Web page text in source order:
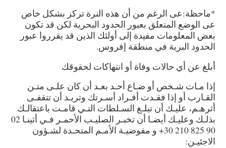
*ماحظة:عى الرغم من أن هذه النرة تركز بشكل خاص
عى الوضع المتعلق بعبور الحدود البحرية لكن قد تكون
بعض المعلومات مفيدة إلى أولئك الذين قد يقرروا عبور
الحدود البرية في منطقة إفروس.
أبلغ عن أي حالات وفاة أو انتهاكات لحقوقك
إذا مـات شـخص أو ضـاع أحـد بعـد أن كان علـى متـن
القـارب أو إذا فقـدت أفـراد أسـرتك وتريـد أن تتقفـى
أثرهـم، عليـك أن تبلـغ السـلطات التـي قامـت باعتقالـك
بذلـك وعليـك أيضـا أن تخبـر الصليـب الأحمـر فـي أثينـا 02
90 825 210 30+ و مفوضيـة الأمـم المتحـدة لشـؤون
الاجئيـن: